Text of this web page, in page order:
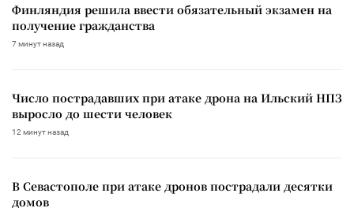
Финляндия решила ввести обязательный экзамен на
получение гражданства
7 минут назад
Число пострадавших при атаке дрона на Ильский НПЗ
выросло до шести человек
12 минут назад
В Севастополе при атаке дронов пострадали десятки
домов